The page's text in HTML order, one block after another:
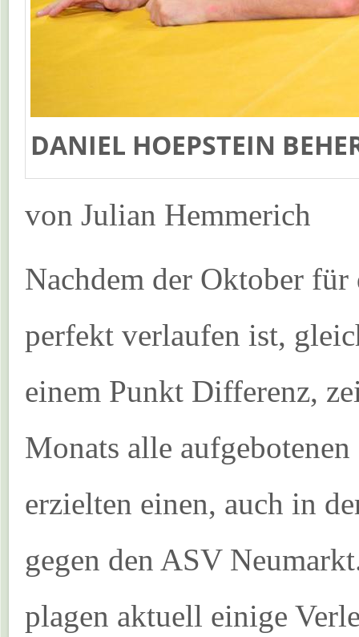
DANIEL HOEPSTEIN
von Julian Hemmerich
Nachdem der Oktober
perfekt verlaufen ist,
einem Punkt Differenz,
Monats alle
erzielten einen, auch in
gegen den ASV
plagen aktuell einige